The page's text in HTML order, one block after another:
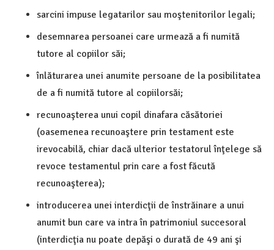
sarcini impuse legatarilor sau moştenitorilor legali;
desemnarea persoanei care urmează a fi numită
tutore al copiilor săi;
înlăturarea unei anumite persoane de la posibilitatea
de a fi numită tutore al copiilorsăi;
recunoaşterea unui copil dinafara căsătoriei
(oasemenea recunoaştere prin testament este
irevocabilă, chiar dacă ulterior testatorul înţelege să
revoce testamentul prin care a fost făcută
recunoaşterea);
introducerea unei interdicţii de înstrăinare a unui
anumit bun care va intra în patrimoniul succesoral
(interdicţia nu poate depăşi o durată de 49 ani şi